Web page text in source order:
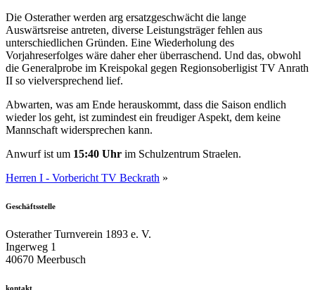
Die Osterather werden arg ersatzgeschwächt die lange
Auswärtsreise antreten, diverse Leistungsträger fehlen aus
unterschiedlichen Gründen. Eine Wiederholung des
Vorjahreserfolges wäre daher eher überraschend. Und das, obwohl
die Generalprobe im Kreispokal gegen Regionsoberligist TV Anrath
II so vielversprechend lief.
Abwarten, was am Ende herauskommt, dass die Saison endlich
wieder los geht, ist zumindest ein freudiger Aspekt, dem keine
Mannschaft widersprechen kann.
Anwurf ist um 15:40 Uhr im Schulzentrum Straelen.
Herren I - Vorbericht TV Beckrath »
Geschäftsstelle
Osterather Turnverein 1893 e. V.
Ingerweg 1
40670 Meerbusch
kontakt